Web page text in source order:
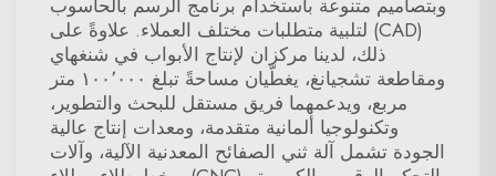
وبتصاميم متنوعة باستخدام برنامج الرسم بالحاسوب
(CAD) لتلبية متطلبات مختلف العملاء. علاوةً على
ذلك، لدينا مركزان لإنتاج الأبواب في شنغهاي
ومقاطعة تشجيانغ، يغطّيان مساحةً تبلغ ١٠٠٬٠٠٠ متر
مربع، ويدعمهما فريق مستقل للبحث والتطوير،
وتكنولوجيا ألمانية متقدمة، ومعدات إنتاج عالية
الجودة تشمل آلة ثني الصفائح المعدنية الآلية، وآلات